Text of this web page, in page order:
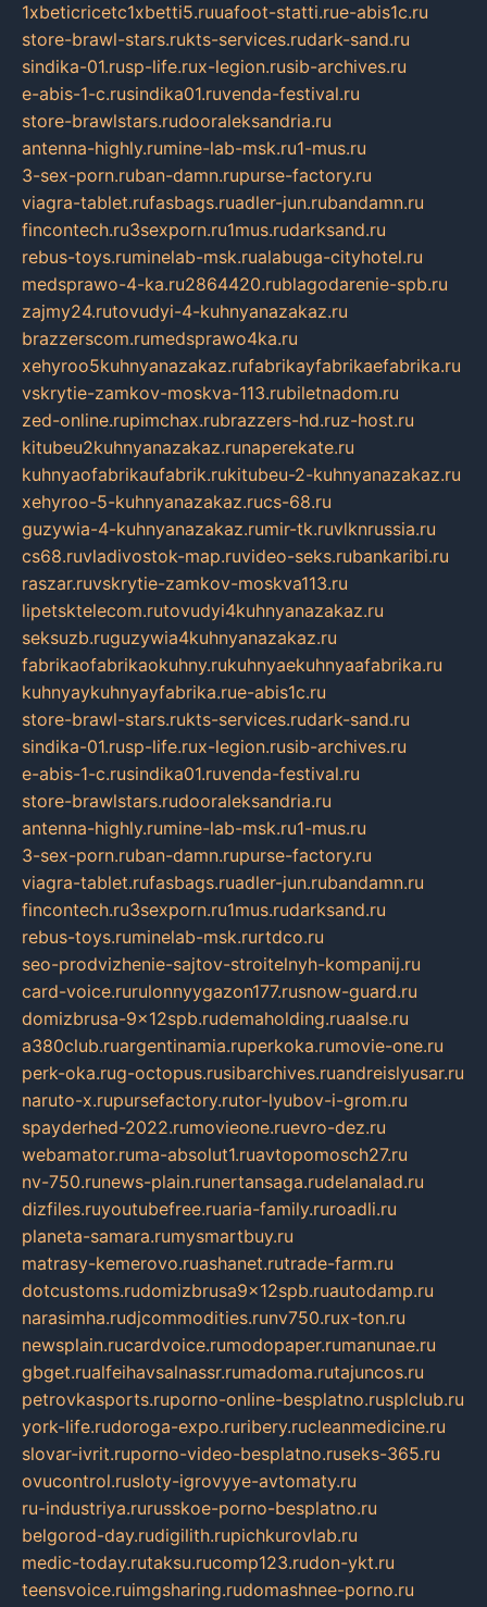
1xbeticricetc1xbetti5.ruuafoot-statti.rue-abis1c.ru
store-brawl-stars.rukts-services.rudark-sand.ru
sindika-01.rusp-life.rux-legion.rusib-archives.ru
e-abis-1-c.rusindika01.ruvenda-festival.ru
store-brawlstars.rudooraleksandria.ru
antenna-highly.rumine-lab-msk.ru1-mus.ru
3-sex-porn.ruban-damn.rupurse-factory.ru
viagra-tablet.rufasbags.ruadler-jun.rubandamn.ru
fincontech.ru3sexporn.ru1mus.rudarksand.ru
rebus-toys.ruminelab-msk.rualabuga-cityhotel.ru
medsprawo-4-ka.ru2864420.rublagodarenie-spb.ru
zajmy24.rutovudyi-4-kuhnyanazakaz.ru
brazzerscom.rumedsprawo4ka.ru
xehyroo5kuhnyanazakaz.rufabrikayfabrikaefabrika.ru
vskrytie-zamkov-moskva-113.rubiletnadom.ru
zed-online.rupimchax.rubrazzers-hd.ruz-host.ru
kitubeu2kuhnyanazakaz.runaperekate.ru
kuhnyaofabrikaufabrik.rukitubeu-2-kuhnyanazakaz.ru
xehyroo-5-kuhnyanazakaz.rucs-68.ru
guzywia-4-kuhnyanazakaz.rumir-tk.ruvlknrussia.ru
cs68.ruvladivostok-map.ruvideo-seks.rubankaribi.ru
raszar.ruvskrytie-zamkov-moskva113.ru
lipetsktelecom.rutovudyi4kuhnyanazakaz.ru
seksuzb.ruguzywia4kuhnyanazakaz.ru
fabrikaofabrikaokuhny.rukuhnyaekuhnyaafabrika.ru
kuhnyaykuhnyayfabrika.rue-abis1c.ru
store-brawl-stars.rukts-services.rudark-sand.ru
sindika-01.rusp-life.rux-legion.rusib-archives.ru
e-abis-1-c.rusindika01.ruvenda-festival.ru
store-brawlstars.rudooraleksandria.ru
antenna-highly.rumine-lab-msk.ru1-mus.ru
3-sex-porn.ruban-damn.rupurse-factory.ru
viagra-tablet.rufasbags.ruadler-jun.rubandamn.ru
fincontech.ru3sexporn.ru1mus.rudarksand.ru
rebus-toys.ruminelab-msk.rurtdco.ru
seo-prodvizhenie-sajtov-stroitelnyh-kompanij.ru
card-voice.rurulonnyygazon177.rusnow-guard.ru
domizbrusa-9x12spb.rudemaholding.ruaalse.ru
a380club.ruargentinamia.ruperkoka.rumovie-one.ru
perk-oka.rug-octopus.rusibarchives.ruandreislyusar.ru
naruto-x.rupursefactory.rutor-lyubov-i-grom.ru
spayderhed-2022.rumovieone.ruevro-dez.ru
webamator.ruma-absolut1.ruavtopomosch27.ru
nv-750.runews-plain.runertansaga.rudelanalad.ru
dizfiles.ruyoutubefree.ruaria-family.ruroadli.ru
planeta-samara.rumysmartbuy.ru
matrasy-kemerovo.ruashanet.rutrade-farm.ru
dotcustoms.rudomizbrusa9x12spb.ruautodamp.ru
narasimha.rudjcommodities.runv750.rux-ton.ru
newsplain.rucardvoice.rumodopaper.rumanunae.ru
gbget.rualfeihavsalnassr.rumadoma.rutajuncos.ru
petrovkasports.ruporno-online-besplatno.rusplclub.ru
york-life.rudoroga-expo.ruribery.rucleanmedicine.ru
slovar-ivrit.ruporno-video-besplatno.ruseks-365.ru
ovucontrol.rusloty-igrovyye-avtomaty.ru
ru-industriya.rurusskoe-porno-besplatno.ru
belgorod-day.rudigilith.rupichkurovlab.ru
medic-today.rutaksu.rucomp123.rudon-ykt.ru
teensvoice.ruimgsharing.rudomashnee-porno.ru